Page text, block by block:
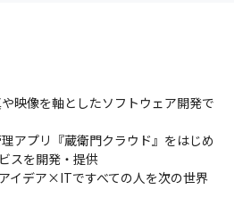
映像を軸としたソフトウェア開発で
アプリ『蔵衛門クラウド』をはじめ
スを開発・提供
イデア×ITですべての人を次の世界